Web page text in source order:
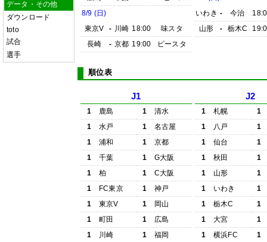
データ・その他
ダウンロード
toto
試合
選手
8/9 (日)
東京V
- 川崎 18:00
味スタ
長崎
- 京都 19:00 ピースタ
いわき - 今治
山形
- 栃木C
順位表
J1
1 鹿島 1
清水
1
水戸 1
名古屋
1
浦和 1
京都
1
千葉 1
G大阪
1
柏 1
C大阪
1
FC東京 1
神戸
1
東京V 1
岡山
1
町田 1
広島
1
川崎 1
福岡
J2
1 札幌
1
1
八戸
1
1
仙台
1
1
秋田
1
1
山形
1
1
いわき
1
1
栃木C
1
1
大宮
1
1
横浜FC
1